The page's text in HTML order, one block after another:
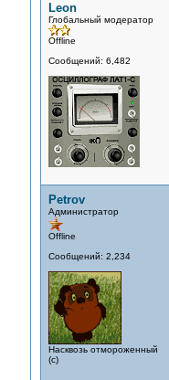
Leon
Глобальный модератор
Offline
Сообщений: 6,482
Petrov
Администратор
Offline
Сообщений: 2,234
Насквозь отмороженный
(с)